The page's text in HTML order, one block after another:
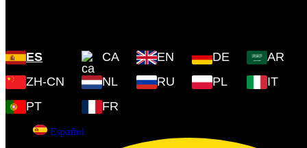
ES CA EN DE
AR
ZH-CN
NL RU PL
IT
PT
FR
Español